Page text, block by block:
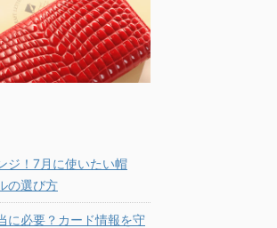
ジ！7月に使いたい帽
の選び方
に必要？カード情報を守